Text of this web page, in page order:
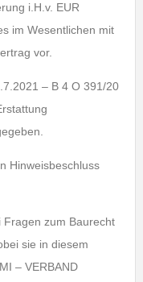
i.H.v. EUR
im Wesentlichen mit
vor.
– B 4 O 391/20
Hinweisbeschluss
Fragen zum Baurecht
sie in diesem
– VERBAND